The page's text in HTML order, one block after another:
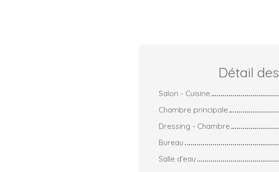
Détail des
Salon - Cuisine
Chambre principale
Dressing - Chambre
Bureau
Salle d'eau